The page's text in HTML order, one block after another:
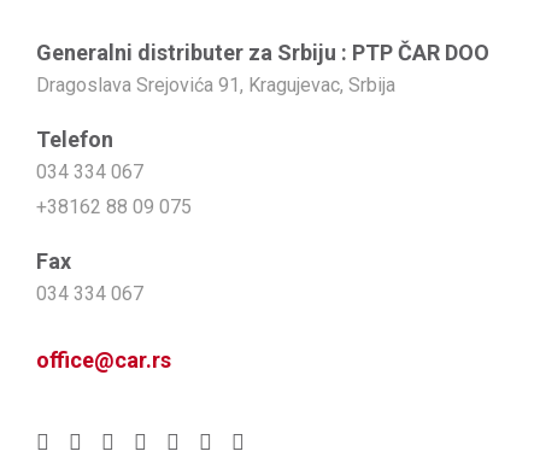
Generalni distributer za Srbiju : PTP ČAR DOO
Dragoslava Srejovića 91, Kragujevac, Srbija
Telefon
034 334 067
+38162 88 09 075
Fax
034 334 067
office@car.rs